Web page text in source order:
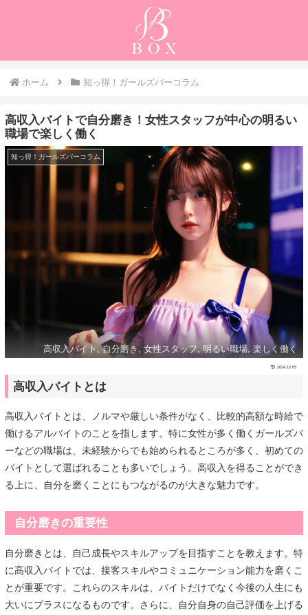
ホーム 知っ得！ガールズバーコラム
高収入バイトで自分磨き！女性スタッフが中心の明るい
職場で楽しく働く
知っ得！ガールズバーコラム
高収入バイト, 自分磨き, 女性スタッフ, 明るい職場, 楽しく働く
2024.12.05
高収入バイトとは
高収入バイトとは、ノルマや厳しい条件がなく、比較的高額な時給で
働けるアルバイトのことを指します。特に女性が多く働くガールズバ
ーなどの職場は、未経験からでも始められるところが多く、初めての
バイトとして選ばれることも多いでしょう。高収入を得ることができ
る上に、自分を磨くことにもつながるのが大きな魅力です。
自分磨きの重要性
自分磨きとは、自己成長やスキルアップを目指すことを教えます。特
に高収入バイトでは、接客スキルやコミュニケーション能力を磨くこ
とが重要です。これらのスキルは、バイトだけでなく今後の人生にも
大いにプラスになるものです。さらに、自分自身の自己評価を上げる